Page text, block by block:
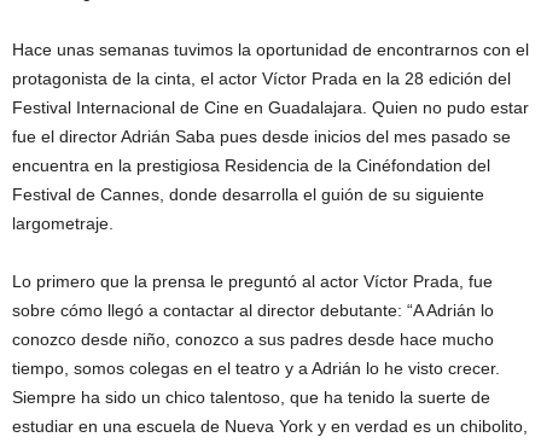
Hace unas semanas tuvimos la oportunidad de encontrarnos con el
protagonista de la cinta, el actor Víctor Prada en la 28 edición del
Festival Internacional de Cine en Guadalajara. Quien no pudo estar
fue el director Adrián Saba pues desde inicios del mes pasado se
encuentra en la prestigiosa Residencia de la Cinéfondation del
Festival de Cannes, donde desarrolla el guión de su siguiente
largometraje.
Lo primero que la prensa le preguntó al actor Víctor Prada, fue
sobre cómo llegó a contactar al director debutante: “A Adrián lo
conozco desde niño, conozco a sus padres desde hace mucho
tiempo, somos colegas en el teatro y a Adrián lo he visto crecer.
Siempre ha sido un chico talentoso, que ha tenido la suerte de
estudiar en una escuela de Nueva York y en verdad es un chibolito,